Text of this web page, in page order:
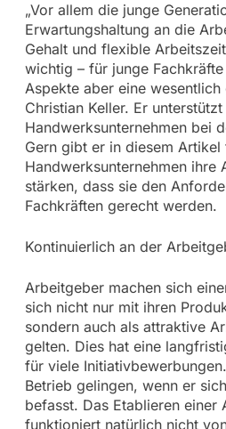
„Vor allem die junge
Erwartungshaltung an die
Gehalt und flexible
wichtig – für junge
Aspekte aber eine wesentlich
Christian Keller. Er
Handwerksunternehmen bei
Gern gibt er in diesem
Handwerksunternehmen ihre
stärken, dass sie den
Fachkräften gerecht werden.
Kontinuierlich an der
Arbeitgeber machen sich
sich nicht nur mit ihren
sondern auch als attraktive
gelten. Dies hat eine
für viele
Betrieb gelingen, wenn er
befasst. Das Etablieren einer
funktioniert natürlich nicht